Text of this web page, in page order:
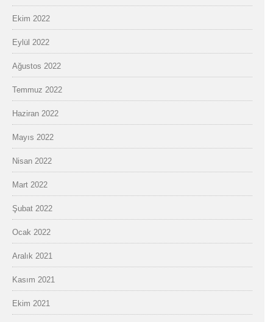
Ekim 2022
Eylül 2022
Ağustos 2022
Temmuz 2022
Haziran 2022
Mayıs 2022
Nisan 2022
Mart 2022
Şubat 2022
Ocak 2022
Aralık 2021
Kasım 2021
Ekim 2021